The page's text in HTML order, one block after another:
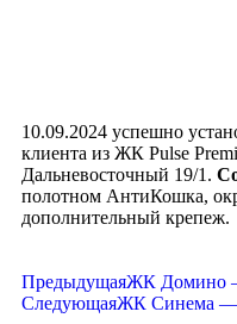
10.09.2024 успешно
клиента из ЖК Pulse
Дальневосточный 19/1.
полотном АнтиКошка,
дополнительный крепеж.
ПредыдущаяЖК Домино —
СледующаяЖК Синема —